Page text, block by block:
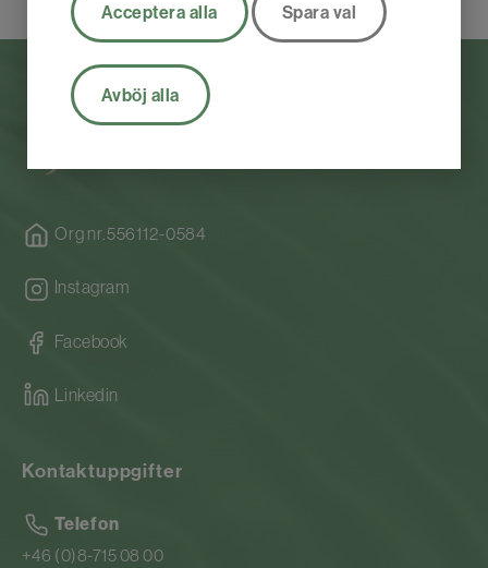
Acceptera alla Spara val
Avböj alla
Org nr.556112-0584
Instagram
Facebook
Linkedin
Kontaktuppgifter
Telefon
+46 (0)8-715 08 00